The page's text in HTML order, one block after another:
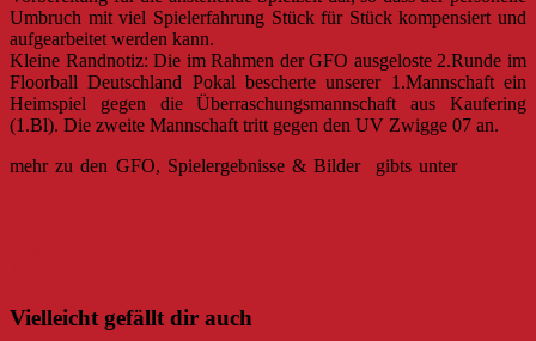
Umbruch mit viel Spielerfahrung Stück für Stück kompensiert und
aufgearbeitet werden kann.
Kleine Randnotiz: Die im Rahmen der GFO ausgeloste 2.Runde im
Floorball Deutschland Pokal bescherte unserer 1.Mannschaft ein
Heimspiel gegen die Überraschungsmannschaft aus Kaufering
(1.Bl). Die zweite Mannschaft tritt gegen den UV Zwigge 07 an.
mehr zu den GFO, Spielergebnisse & Bilder gibts unter
Vielleicht gefällt dir auch